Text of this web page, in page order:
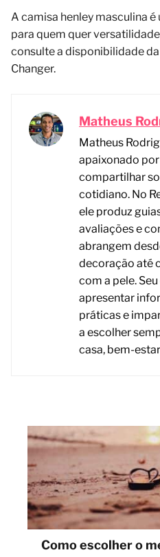
A camisa henley masculina
para quem quer
consulte a disponibilidade
Changer.
Matheus
Matheus
apaixonado
compartilhar
cotidiano. No
ele produz
avaliações e
abrangem
decoração até
com a pele.
apresentar
práticas e
a escolher
casa, bem-
Como escolher o